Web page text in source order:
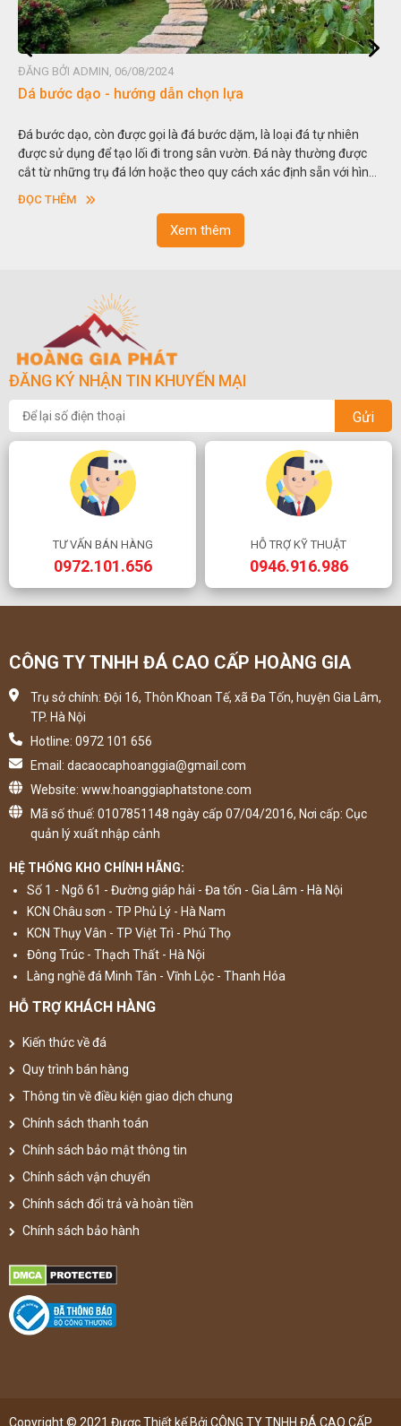
ĐĂNG BỞI ADMIN, 06/08/2024
Dá bước dạo - hướng dẫn chọn lựa
Đá bước dạo, còn được gọi là đá bước dặm, là loại đá tự nhiên
được sử dụng để tạo lối đi trong sân vườn. Đá này thường được
cắt từ những trụ đá lớn hoặc theo quy cách xác định sẵn với hình
vuông hoặc hình chữ nhật và có độ dày khác nhau.
ĐỌC THÊM
Xem thêm
ĐĂNG KÝ NHẬN TIN KHUYẾN MẠI
Gửi
TƯ VẤN BÁN HÀNG
0972.101.656
HỖ TRỢ KỸ THUẬT
0946.916.986
CÔNG TY TNHH ĐÁ CAO CẤP HOÀNG GIA
Trụ sở chính: Đội 16, Thôn Khoan Tế, xã Đa Tốn, huyện Gia Lâm,
TP. Hà Nội
Hotline: 0972 101 656
Email: dacaocaphoanggia@gmail.com
Website: www.hoanggiaphatstone.com
Mã số thuế: 0107851148 ngày cấp 07/04/2016, Nơi cấp: Cục
quản lý xuất nhập cảnh
HỆ THỐNG KHO CHÍNH HÃNG:
Số 1 - Ngõ 61 - Đường giáp hải - Đa tốn - Gia Lâm - Hà Nội
KCN Châu sơn - TP Phủ Lý - Hà Nam
KCN Thụy Vân - TP Việt Trì - Phú Thọ
Đông Trúc - Thạch Thất - Hà Nội
Làng nghề đá Minh Tân - Vĩnh Lộc - Thanh Hóa
HỖ TRỢ KHÁCH HÀNG
Kiến thức về đá
Quy trình bán hàng
Thông tin về điều kiện giao dịch chung
Chính sách thanh toán
Chính sách bảo mật thông tin
Chính sách vận chuyển
Chính sách đổi trả và hoàn tiền
Chính sách bảo hành
Copyright © 2021 Được Thiết kế Bởi CÔNG TY TNHH ĐÁ CAO CẤP